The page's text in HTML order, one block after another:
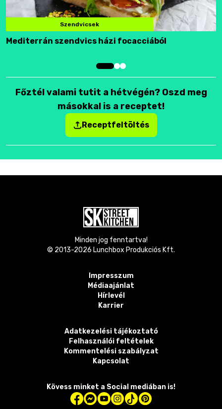
Szendvicsek
Mediterrán szendvics házi focacciából
Főztél valami tutit a hétvégén? Oszd meg
másokkal is a receptet!
Receptfeltöltés
Minden jog fenntartva!
© 2013-2026 Lunchbox Produkciós Kft.
Impresszum
Médiaajánlat
Hírlevél
Karrier
Adatkezelési tájékoztató
Felhasználói feltételek
Kommentelési szabályzat
Kapcsolat
Kövess minket a Social mediában is!